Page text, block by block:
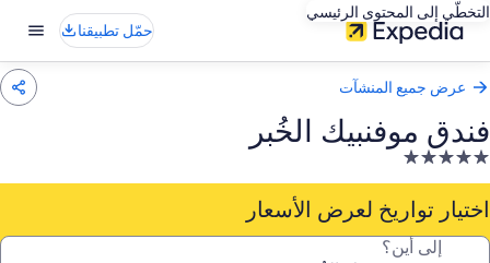
التخطّي إلى المحتوى الرئيسي
حمّل تطبيقنا
عرض جميع المنشآت
فندق موفنبيك الخُبر
منشأة
فندقية
مصنفة
5.0
اختيار تواريخ لعرض الأسعار
إلى أين؟